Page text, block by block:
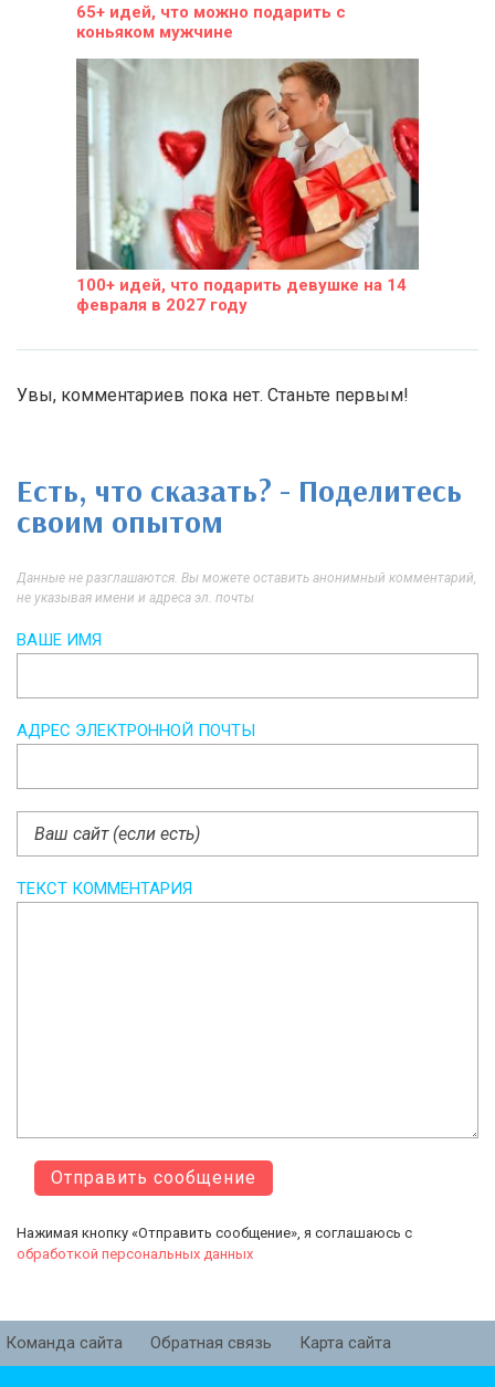
65+ идей, что можно подарить с
коньяком мужчине
100+ идей, что подарить девушке на 14
февраля в 2027 году
Увы, комментариев пока нет. Станьте первым!
Есть, что сказать? - Поделитесь
своим опытом
Данные не разглашаются. Вы можете оставить анонимный комментарий,
не указывая имени и адреса эл. почты
ВАШЕ ИМЯ
АДРЕС ЭЛЕКТРОННОЙ ПОЧТЫ
ТЕКСТ КОММЕНТАРИЯ
Нажимая кнопку «Отправить сообщение», я соглашаюсь с
обработкой персональных данных
Команда сайта Обратная связь Карта сайта